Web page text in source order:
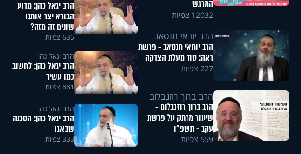
המרגש
12032 צפיות
הרב יוחאי חנסאב
הרב יוחאי חנסאב - פרשת
ראה: סוד מעלת הצדקה
227 צפיות
הרב ברוך רוזנבלום
הרב ברוך רוזנבלום -
שיעור מרתק על פרשת
עקב - תשפ"ו
559 צפיות
הרב יגאל כהן: מדוע
הבורא יצר אותנו
שונים זה מזה?
635 צפיות
הרב יגאל כהן
הרב יגאל כהן: לחשוב
כמו עשיר
881 צפיות
הרב יגאל כהן
הרב יגאל כהן: הסכנה
שבאגו
333 צפיות